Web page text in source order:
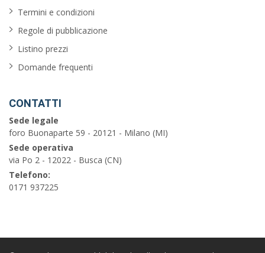
Termini e condizioni
Regole di pubblicazione
Listino prezzi
Domande frequenti
CONTATTI
Sede legale
foro Buonaparte 59 - 20121 - Milano (MI)
Sede operativa
via Po 2 - 12022 - Busca (CN)
Telefono:
0171 937225